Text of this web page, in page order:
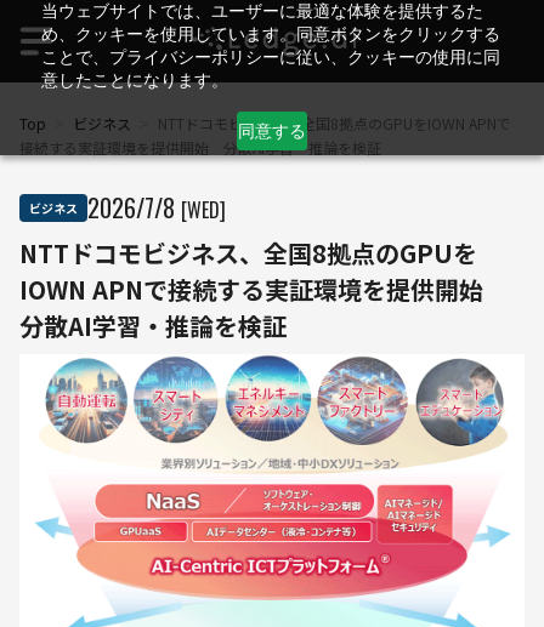
当ウェブサイトでは、ユーザーに最適な体験を提供するた
め、クッキーを使用しています。同意ボタンをクリックする
ことで、プライバシーポリシーに従い、クッキーの使用に同
意したことになります。
同意する
Top ビジネス
NTTドコモビジネス、全国8拠点のGPUをIOWN APNで
接続する実証環境を提供開始 分散AI学習・推論を検証
ビジネス 2026/7/8 [WED]
NTTドコモビジネス、全国8拠点のGPUを
IOWN APNで接続する実証環境を提供開始
分散AI学習・推論を検証